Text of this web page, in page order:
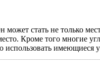
стать не только
Кроме того многие
использовать имеющиеся